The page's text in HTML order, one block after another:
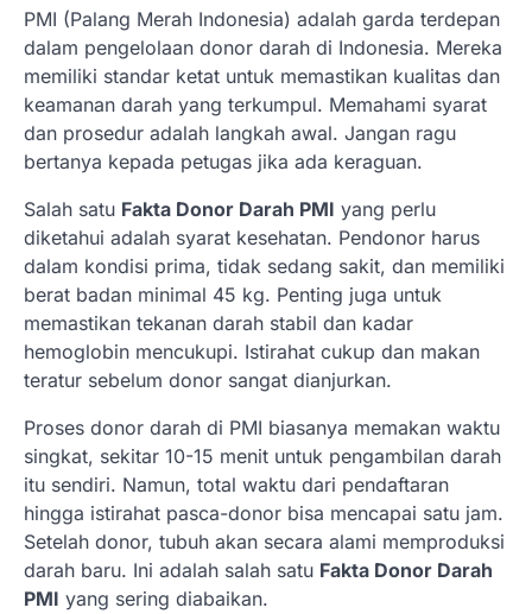
PMI (Palang Merah Indonesia) adalah garda terdepan
dalam pengelolaan donor darah di Indonesia. Mereka
memiliki standar ketat untuk memastikan kualitas dan
keamanan darah yang terkumpul. Memahami syarat
dan prosedur adalah langkah awal. Jangan ragu
bertanya kepada petugas jika ada keraguan.
Salah satu Fakta Donor Darah PMI yang perlu
diketahui adalah syarat kesehatan. Pendonor harus
dalam kondisi prima, tidak sedang sakit, dan memiliki
berat badan minimal 45 kg. Penting juga untuk
memastikan tekanan darah stabil dan kadar
hemoglobin mencukupi. Istirahat cukup dan makan
teratur sebelum donor sangat dianjurkan.
Proses donor darah di PMI biasanya memakan waktu
singkat, sekitar 10-15 menit untuk pengambilan darah
itu sendiri. Namun, total waktu dari pendaftaran
hingga istirahat pasca-donor bisa mencapai satu jam.
Setelah donor, tubuh akan secara alami memproduksi
darah baru. Ini adalah salah satu Fakta Donor Darah
PMI yang sering diabaikan.